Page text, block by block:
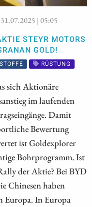
| 05:05
STEYR MOTORS
GOLD!
RÜSTUNG
sich Aktionäre
im laufenden
Damit
Bewertung
ist Goldexplorer
Bohrprogramm. Ist
der Aktie? Bei BYD
Chinesen haben
Europa. In Europa